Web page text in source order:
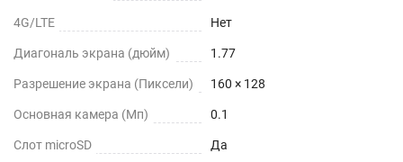
4G/LTE Нет
Диагональ экрана (дюйм) 1.77
Разрешение экрана (Пиксели) 160 × 128
Основная камера (Мп) 0.1
Слот microSD Да